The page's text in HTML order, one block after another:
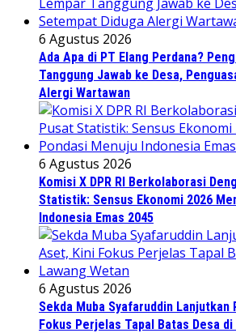
6 Agustus 2026
Ada Apa di PT Elang Perdana?
Tanggung Jawab ke Desa,
Alergi Wartawan
6 Agustus 2026
Komisi X DPR RI Berkolaborasi
Statistik: Sensus Ekonomi 2026
Indonesia Emas 2045
6 Agustus 2026
Sekda Muba Syafaruddin
Fokus Perjelas Tapal Batas Desa